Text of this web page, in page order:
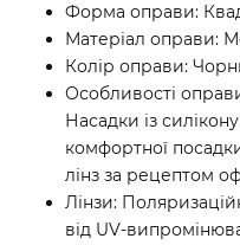
Форма оправи:
Матеріал оправи:
Колір оправи:
Особливості
Насадки із
комфортної
лінз за рецептом
Лінзи:
від UV-